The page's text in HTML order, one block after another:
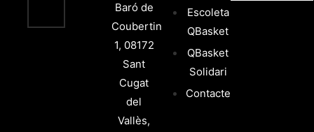
Baró de
Coubertin
1, 08172
Sant
Cugat
del
Vallès,
Escoleta
QBasket
QBasket
Solidari
Contacte